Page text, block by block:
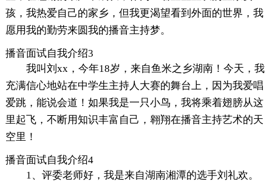
孩，我热爱自己的家乡，但我更渴望看到外面的世界，我
愿用我的勤劳来圆我的播音主持梦。
播音面试自我介绍3
我叫刘xx，今年18岁，来自鱼米之乡湖南！今天，我
充满信心地站在中学生主持人大赛的舞台上，因为我爱唱
爱跳，能说会道！如果我是一只小鸟，我将乘着翅膀从这
里起飞，不断用知识丰富自己，翱翔在播音主持艺术的天
空里！
播音面试自我介绍4
1、评委老师好，我是来自湖南湘潭的选手刘礼欢。